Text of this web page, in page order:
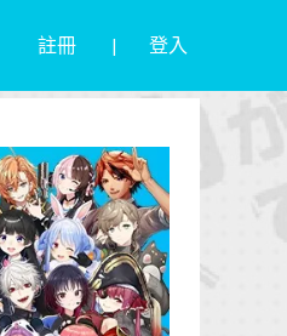
註冊 登入